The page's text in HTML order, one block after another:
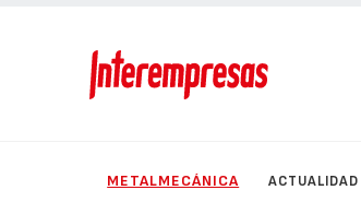
METALMECÁNICA ACTUALIDAD